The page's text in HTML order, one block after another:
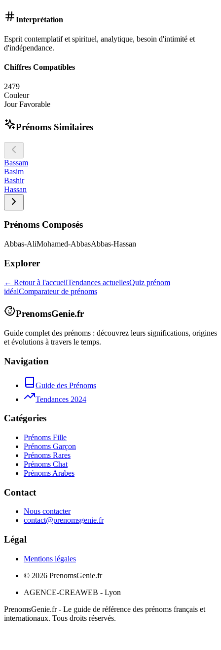
Interprétation
Esprit contemplatif et spirituel, analytique, besoin d'intimité et
d'indépendance.
Chiffres Compatibles
2479
Couleur
Jour Favorable
Prénoms Similaires
Bassam
Basim
Bashir
Hassan
Prénoms Composés
Abbas-AliMohamed-AbbasAbbas-Hassan
Explorer
← Retour à l'accueilTendances actuellesQuiz prénom
idéalComparateur de prénoms
PrenomsGenie.fr
Guide complet des prénoms : découvrez leurs significations, origines
et évolutions à travers le temps.
Navigation
Guide des Prénoms
Tendances 2024
Catégories
Prénoms Fille
Prénoms Garçon
Prénoms Rares
Prénoms Chat
Prénoms Arabes
Contact
Nous contacter
contact@prenomsgenie.fr
Légal
Mentions légales
© 2026 PrenomsGenie.fr
AGENCE-CREAWEB - Lyon
PrenomsGenie.fr - Le guide de référence des prénoms français et
internationaux. Tous droits réservés.